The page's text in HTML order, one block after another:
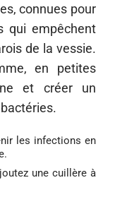
connues pour
qui empêchent
de la vessie.
en petites
et créer un
les infections en
une cuillère à